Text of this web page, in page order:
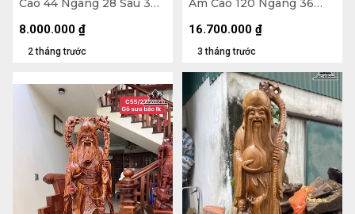
Cao 44 Ngang 28 Sâu 30
2 tháng trước
8.000.000 ₫
Am Cao 120 Ngang 36
3 tháng trước
16.700.000 ₫